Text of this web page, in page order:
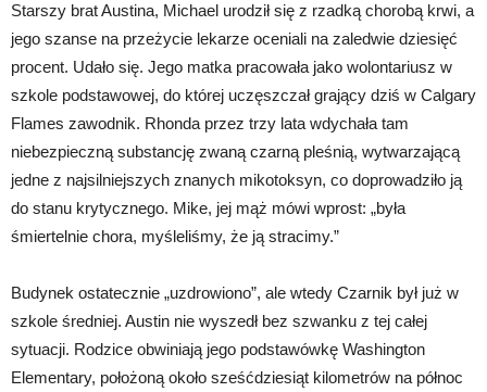
Starszy brat Austina, Michael urodził się z rzadką chorobą krwi, a
jego szanse na przeżycie lekarze oceniali na zaledwie dziesięć
procent. Udało się. Jego matka pracowała jako wolontariusz w
szkole podstawowej, do której uczęszczał grający dziś w Calgary
Flames zawodnik. Rhonda przez trzy lata wdychała tam
niebezpieczną substancję zwaną czarną pleśnią, wytwarzającą
jedne z najsilniejszych znanych mikotoksyn, co doprowadziło ją
do stanu krytycznego. Mike, jej mąż mówi wprost: „była
śmiertelnie chora, myśleliśmy, że ją stracimy.”
Budynek ostatecznie „uzdrowiono”, ale wtedy Czarnik był już w
szkole średniej. Austin nie wyszedł bez szwanku z tej całej
sytuacji. Rodzice obwiniają jego podstawówkę Washington
Elementary, położoną około sześćdziesiąt kilometrów na północ